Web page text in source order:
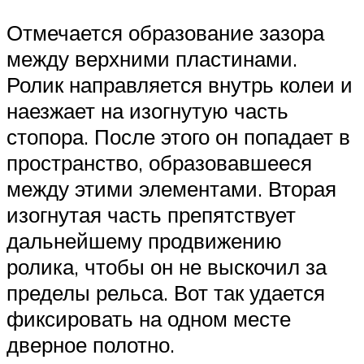
Отмечается образование зазора
между верхними пластинами.
Ролик направляется внутрь колеи и
наезжает на изогнутую часть
стопора. После этого он попадает в
пространство, образовавшееся
между этими элементами. Вторая
изогнутая часть препятствует
дальнейшему продвижению
ролика, чтобы он не выскочил за
пределы рельса. Вот так удается
фиксировать на одном месте
дверное полотно.